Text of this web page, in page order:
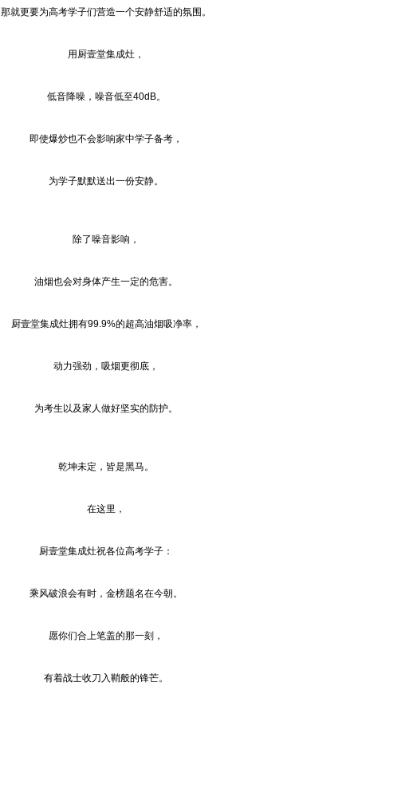
那就更要为高考学子们营造一个安静舒适的氛围。
用厨壹堂集成灶，
低音降噪，噪音低至40dB。
即使爆炒也不会影响家中学子备考，
为学子默默送出一份安静。
除了噪音影响，
油烟也会对身体产生一定的危害。
厨壹堂集成灶拥有99.9%的超高油烟吸净率，
动力强劲，吸烟更彻底，
为考生以及家人做好坚实的防护。
乾坤未定，皆是黑马。
在这里，
厨壹堂集成灶祝各位高考学子：
乘风破浪会有时，金榜题名在今朝。
愿你们合上笔盖的那一刻，
有着战士收刀入鞘般的锋芒。